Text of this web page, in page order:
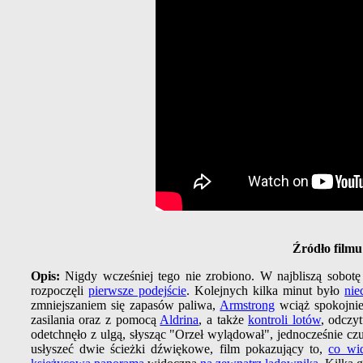
Źródło
Opis:Nigdy wcześniej tego nie zrobiono. W najbliszą
rozpoczęli pierwsze podejście. Kolejnych kilka minut było
zmniejszaniem się zapasów paliwa, Armstrong wciąż
zasilania oraz z pomocą Aldrina, a takżekontroli lotów,
odetchnęło z ulgą, słysząc "Orzeł wylądował", jednocześnie
usłyszeć dwie ścieżki dźwiękowe, film pokazujący to,co